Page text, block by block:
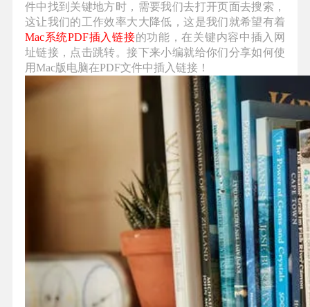
件中找到关键地方时，需要我们去打开页面去搜索，
这让我们的工作效率大大降低，这是我们就希望有着
Mac系统PDF插入链接的功能，在关键内容中插入网
址链接，点击跳转。接下来小编就给你们分享如何使
用Mac版电脑在PDF文件中插入链接！